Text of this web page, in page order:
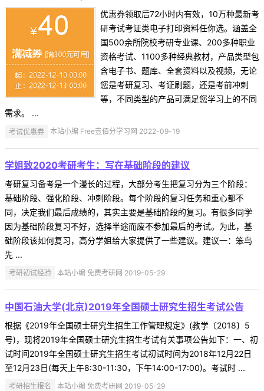
优惠券领取后72小时内有效，10万种最新考
研考试考证类电子打印资料任你选。涵盖全
国500余所院校考研专业课、200多种职业
资格考试、1100多种经典教材，产品类型包
含电子书、题库、全套资料以及视频，无论
您是考研复习、考证刷题，还是考前冲刺
等，不同类型的产品可满足您学习上的不同
需求。 ...
考试优惠券 本站小编 Free壹佰分学习网 2022-09-19
学姐致2020考研考生：写在基础阶段的建议
考研复习备考是一个漫长的过程，大部分考生把复习分为三个阶段：
基础阶段、强化阶段、冲刺阶段。每个阶段的复习任务和重心都不
同，决定我们最后成绩的，其实主要是基础阶段的复习。有很多同学
因为基础阶段复习不好，选择半途而废不参加最后的考试。为此，基
础阶段该如何复习，高分学姐给大家提供了一些建议。建议一：笨鸟
先 ...
考研初试经验 本站小编 免费考研网 2019-05-29
中国石油大学(北京)2019年全国硕士研究生招生考试公告
根据《2019年全国硕士研究生招生工作管理规定》(教学〔2018〕5
号)，现将2019年全国硕士研究生招生考试有关事项公告如下：一、初
试时间2019年全国硕士研究生招生考试初试时间为2018年12月22日
至12月23日(每天上午8:30-11:30，下午14:00-17:00)。考试时 ...
考研招生报名 本站小编 免费考研网 2019-05-29